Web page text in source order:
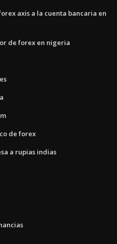
axis a la cuenta bancaria en
de forex en nigeria
de forex
a rupias indias